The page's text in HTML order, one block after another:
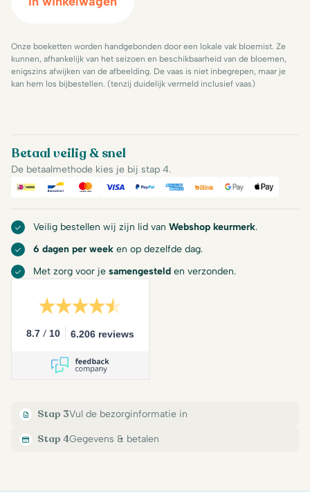
Onze boeketten worden handgebonden door een lokale vak bloemist. Ze
kunnen, afhankelijk van het seizoen en beschikbaarheid van de bloemen,
enigszins afwijken van de afbeelding. De vaas is niet inbegrepen, maar je
kan hem los bijbestellen. (tenzij duidelijk vermeld inclusief vaas)
Betaal veilig & snel
De betaalmethode kies je bij stap 4.
iDeal Bancontact
Mastercard
Visa PayPalAmerican Express
BillinkGoogle Pay
Apple
Veilig bestellen wij zijn lid van Webshop keurmerk.
6 dagen per week en op dezelfde dag.
Met zorg voor je samengesteld en verzonden.
8.7 / 10 6.206 reviews
Stap 3Vul de bezorginformatie in
Stap 4Gegevens & betalen